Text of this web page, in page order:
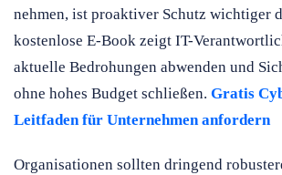
nehmen, ist proaktiver Schutz wichtiger
kostenlose E-Book zeigt IT-
aktuelle Bedrohungen abwenden und
ohne hohes Budget schließen. Gratis
Leitfaden für Unternehmen anfordern
Organisationen sollten dringend